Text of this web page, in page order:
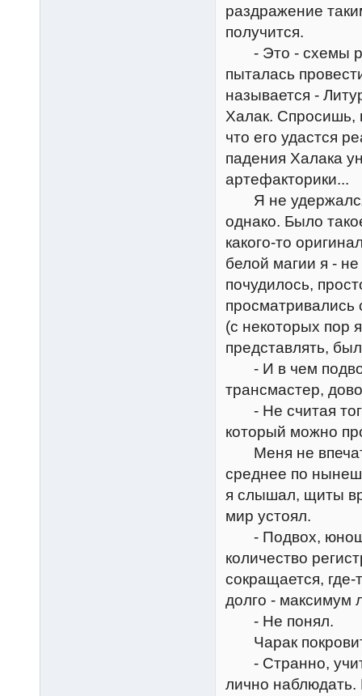
раздражение
получится.
- Это - схемы
пыталась
называется -
Халак. Спросишь,
что его удастся
падения Халака
артефакторики...
Я не удержался
однако. Было
какого-то
белой магии я -
почудилось,
(с некоторых пор
представлять,
- И в чем
трансмастер,
- Не считая
который можно
Меня не
среднее по
я слышал, щиты
мир устоял.
- Подвох,
количество
сокращается,
долго - максимум
- Не понял.
Чарак
- Странно,
лично наблюдать.